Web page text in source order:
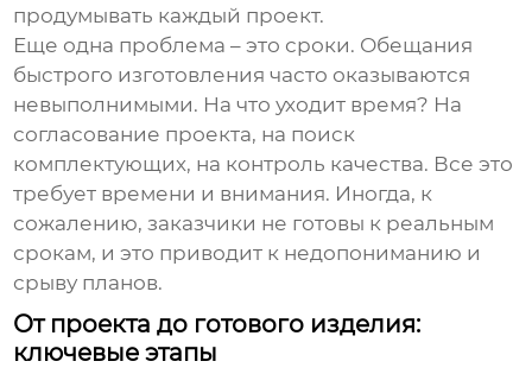
продумывать каждый проект.
Еще одна проблема – это сроки. Обещания
быстрого изготовления часто оказываются
невыполнимыми. На что уходит время? На
согласование проекта, на поиск
комплектующих, на контроль качества. Все это
требует времени и внимания. Иногда, к
сожалению, заказчики не готовы к реальным
срокам, и это приводит к недопониманию и
срыву планов.
От проекта до готового изделия:
ключевые этапы